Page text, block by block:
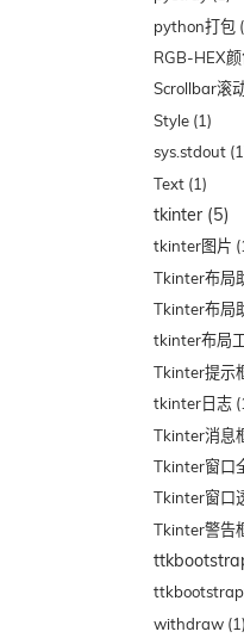
python打包
RGB-HEX
Scrollbar滚
Style (1)
sys.stdout
Text (1)
tkinter (5)
tkinter图片
Tkinter布局
Tkinter布局
tkinter布局
Tkinter提示
tkinter日志
Tkinter消息
Tkinter窗口
Tkinter窗口
Tkinter警告
withdraw (1)